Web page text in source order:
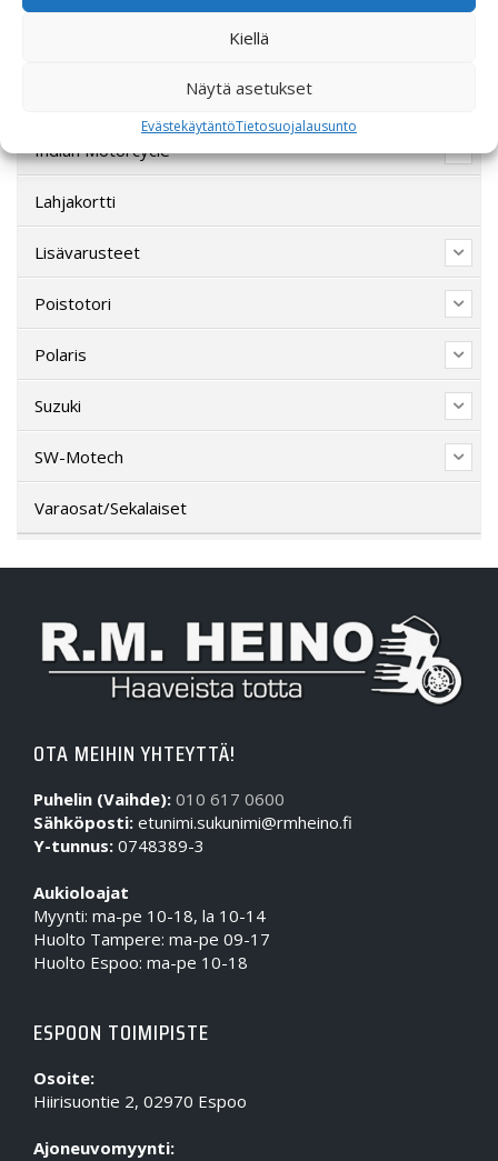
Kiellä
Näytä asetukset
EvästekäytäntöTietosuojalausunto
Indian Motorcycle
Lahjakortti
Lisävarusteet
Poistotori
Polaris
Suzuki
SW-Motech
Varaosat/Sekalaiset
OTA MEIHIN YHTEYTTÄ!
Puhelin (Vaihde): 010 617 0600
Sähköposti: etunimi.sukunimi@rmheino.fi
Y-tunnus: 0748389-3
Aukioloajat
Myynti: ma-pe 10-18, la 10-14
Huolto Tampere: ma-pe 09-17
Huolto Espoo: ma-pe 10-18
ESPOON TOIMIPISTE
Osoite:
Hiirisuontie 2, 02970 Espoo
Ajoneuvomyynti: